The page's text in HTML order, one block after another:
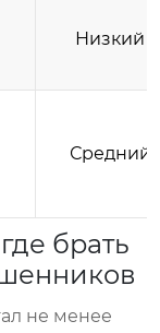
Низкий
Средний
брать
не менее